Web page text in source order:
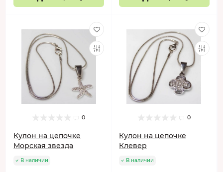
0
Кулон на цепочке
Морская звезда
В наличии
0
Кулон на цепочке
Клевер
В наличии